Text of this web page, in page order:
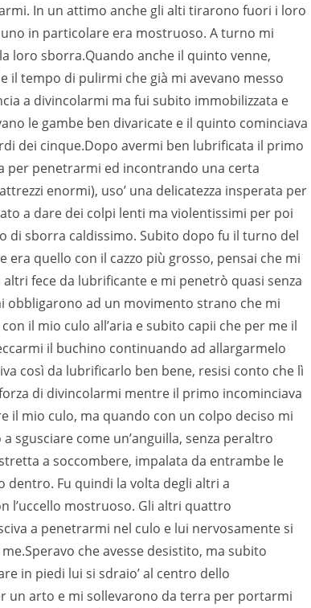
In un attimo anche gli alti tirarono fuori i loro
in particolare era mostruoso. A turno mi
loro sborra.Quando anche il quinto venne,
il tempo di pulirmi che già mi avevano messo
a divincolarmi ma fui subito immobilizzata e
le gambe ben divaricate e il quinto cominciava
dei cinque.Dopo avermi ben lubrificata il primo
per penetrarmi ed incontrando una certa
enormi), uso’ una delicatezza insperata per
a dare dei colpi lenti ma violentissimi per poi
sborra caldissimo. Subito dopo fu il turno del
era quello con il cazzo più grosso, pensai che mi
fece da lubrificante e mi penetrò quasi senza
obbligarono ad un movimento strano che mi
il mio culo all’aria e subito capii che per me il
il buchino continuando ad allargarmelo
così da lubrificarlo ben bene, resisi conto che lì
di divincolarmi mentre il primo incominciava
il mio culo, ma quando con un colpo deciso mi
sgusciare come un’anguilla, senza peraltro
a soccombere, impalata da entrambe le
Fu quindi la volta degli altri a
l’uccello mostruoso. Gli altri quattro
a penetrarmi nel culo e lui nervosamente si
che avesse desistito, ma subito
in piedi lui si sdraio’ al centro dello
un arto e mi sollevarono da terra per portarmi